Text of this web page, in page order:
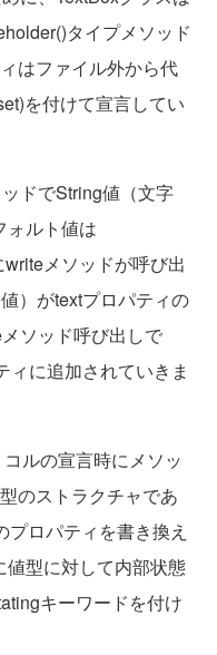
タイプメソッド
はファイル外から代
を付けて宣言してい
ドでString値（文字
ォルト値は
メソッドが呼び出
）がtextプロパティの
ソッド呼び出しで
ィに追加されていきま
ルの宣言時にメソッ
のストラクチャであ
ロパティを書き換え
値型に対して内部状態
キーワードを付け